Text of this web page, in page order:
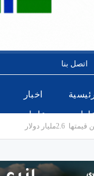
اتصل بنا
اخبار
عاجل
دولار